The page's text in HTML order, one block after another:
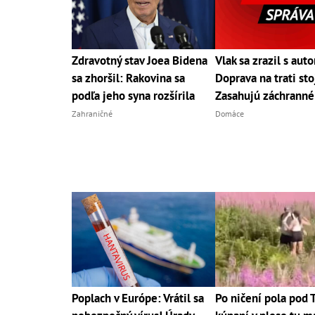
Zdravotný stav Joea Bidena
sa zhoršil: Rakovina sa
podľa jeho syna rozšírila
Zahraničné
Vlak sa zrazil s
Doprava na trati
Zasahujú
Domáce
Poplach v Európe: Vrátil sa
Po ničení pola pod